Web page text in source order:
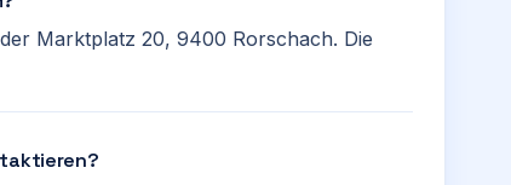
Marktplatz 20, 9400 Rorschach. Die